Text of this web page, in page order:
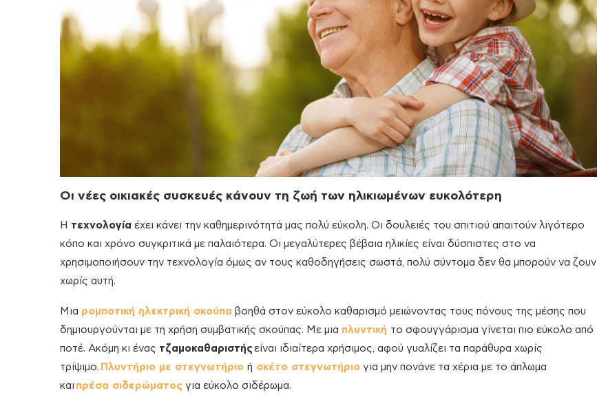
Οι νέες οικιακές συσκευές κάνουν τη ζωή των ηλικιωμένων ευκολότερη
Η τεχνολογία έχει κάνει την καθημερινότητά μας πολύ εύκολη. Οι δουλειές του σπιτιού απαιτούν λιγότερο
κόπο και χρόνο συγκριτικά με παλαιότερα. Οι μεγαλύτερες βέβαια ηλικίες είναι δύσπιστες στο να
χρησιμοποιήσουν την τεχνολογία όμως αν τους καθοδηγήσεις σωστά, πολύ σύντομα δεν θα μπορούν να ζουν
χωρίς αυτή.
Μια ρομποτική ηλεκτρική σκούπα βοηθά στον εύκολο καθαρισμό μειώνοντας τους πόνους της μέσης που
δημιουργούνται με τη χρήση συμβατικής σκούπας. Με μια πλυντική το σφουγγάρισμα γίνεται πιο εύκολο από
ποτέ. Ακόμη κι ένας τζαμοκαθαριστήςείναι ιδιαίτερα χρήσιμος, αφού γυαλίζει τα παράθυρα χωρίς
τρίψιμο. Πλυντήριο με στεγνωτήριο ή σκέτο στεγνωτήριο για μην πονάνε τα χέρια με το άπλωμα
και πρέσα σιδερώματος για εύκολο σιδέρωμα.